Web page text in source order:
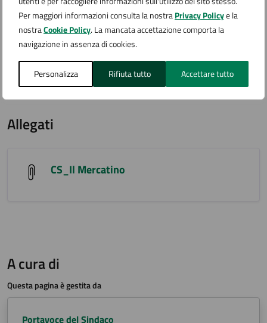
Per maggiori informazioni consulta la nostraPrivacy Policye la
nostraCookie Policy. La mancata accettazione comporta la
navigazione in assenza di cookies.
Personalizza Rifiuta tutto Accettare tutto
L’Amministrazione comunale invita tutte le famiglie a
partecipare e contribuire attivamente a questo
momento di scambio e condivisione, certi che anche
piccoli gesti possano generare un grande impatto
sociale.
Allegati
CS_Il Mercatino
A cura di
Questa pagina è gestita da
Portavoce del Sindaco